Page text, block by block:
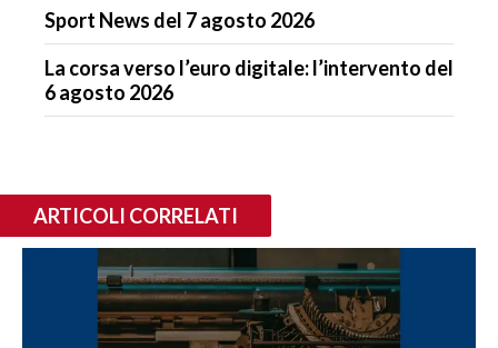
Sport News del 7 agosto 2026
La corsa verso l’euro digitale: l’intervento del
6 agosto 2026
ARTICOLI CORRELATI